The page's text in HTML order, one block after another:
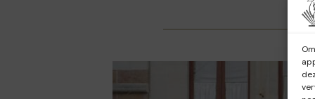
de geschiedenis van de